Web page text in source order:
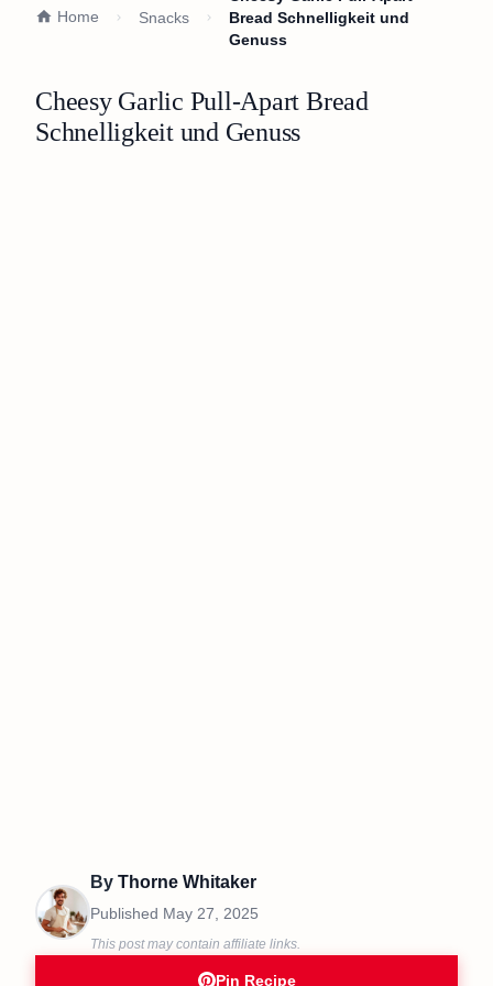
Home Snacks
Bread Schnelligkeit und
Genuss
Cheesy Garlic Pull-Apart Bread
Schnelligkeit und Genuss
By Thorne Whitaker
Published May 27, 2025
This post may contain affiliate links.
Pin Recipe